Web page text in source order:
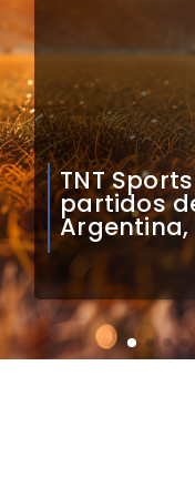
Mauricio
Colo Colo